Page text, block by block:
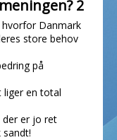
2
Danmark
store behov
på
liger en total
der er jo ret